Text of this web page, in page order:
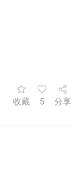
收藏 5 分享